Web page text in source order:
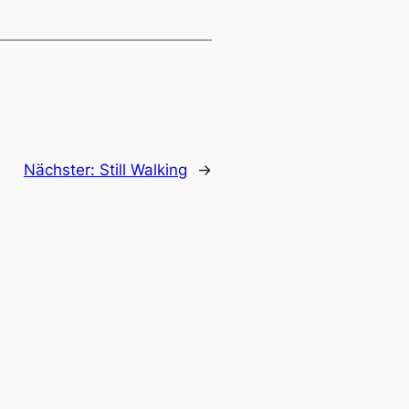
Nächster: Still Walking →